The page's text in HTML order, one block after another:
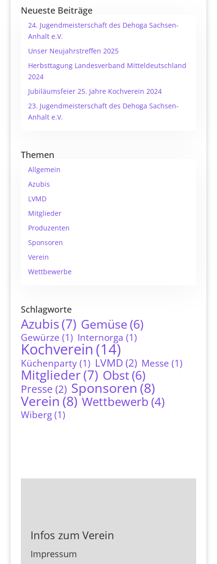
Neueste Beiträge
24. Jugendmeisterschaft des Dehoga Sachsen-
Anhalt e.V.
Unser Neujahrstreffen 2025
Herbsttagung Landesverband Mitteldeutschland
2024
Jubiläumsfeier 25. Jahre Kochverein 2024
23. Jugendmeisterschaft des Dehoga Sachsen-
Anhalt e.V.
Themen
Allgemein
Azubis
LVMD
Mitglieder
Produzenten
Sponsoren
Verein
Wettbewerbe
Schlagworte
Azubis(7) Gemüse (6)
Gewürze (1) Internorga (1)
Kochverein (14)
Küchenparty (1) LVMD (2) Messe (1)
Mitglieder(7) Obst(6)
Presse (2) Sponsoren (8)
Verein (8) Wettbewerb (4)
Wiberg (1)
Infos zum Verein
Impressum